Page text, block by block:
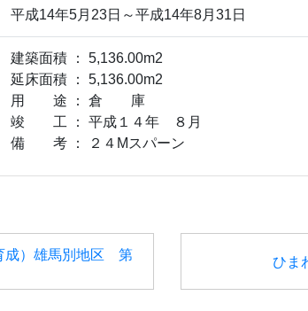
平成14年5月23日～平成14年8月31日
建築面積 ： 5,136.00m2
延床面積 ： 5,136.00m2
用 途 ： 倉 庫
竣 工 ： 平成１４年 ８月
備 考 ： ２４Mスパーン
成）雄馬別地区 第
ひま